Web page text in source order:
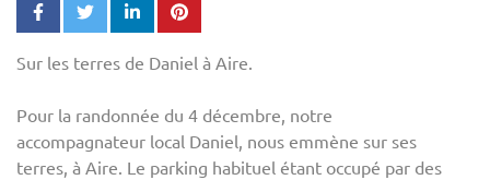
Sur les terres de Daniel à Aire.
Pour la randonnée du 4 décembre, notre
accompagnateur local Daniel, nous emmène sur ses
terres, à Aire. Le parking habituel étant occupé par des